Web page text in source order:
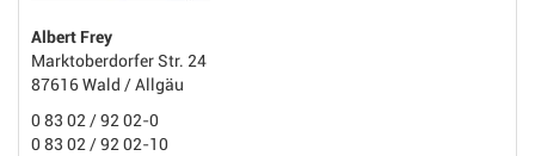
Albert Frey
Marktoberdorfer Str. 24
87616 Wald / Allgäu
0 83 02 / 92 02-0
0 83 02 / 92 02-10